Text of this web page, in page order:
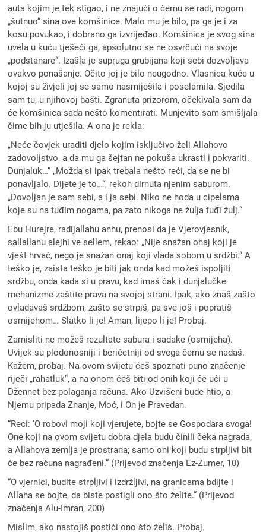
auta kojim je tek stigao, i ne znajući o čemu se radi, nogom
„šutnuo“ sina ove komšinice. Malo mu je bilo, pa ga je i za
kosu povukao, i dobrano ga izvrijeđao. Komšinica je svog sina
uvela u kuću tješeći ga, apsolutno se ne osvrčući na svoje
„podstanare“. Izašla je supruga grubijana koji sebi dozvoljava
ovakvo ponašanje. Očito joj je bilo neugodno. Vlasnica kuće u
kojoj su živjeli joj se samo nasmiješila i poselamila. Sjedila
sam tu, u njihovoj bašti. Zgranuta prizorom, očekivala sam da
će komšinica sada nešto komentirati. Munjevito sam smišljala
čime bih ju utješila. A ona je rekla:
„Neće čovjek uraditi djelo kojim isključivo želi Allahovo
zadovoljstvo, a da mu ga šejtan ne pokuša ukrasti i pokvariti.
Dunjaluk…“ „Možda si ipak trebala nešto reći, da se ne bi
ponavljalo. Dijete je to…“, rekoh dirnuta njenim saburom.
„Dovoljan je sam sebi, a i ja sebi. Niko ne hoda u cipelama
koje su na tuđim nogama, pa zato nikoga ne žulja tuđi žulj.“
Ebu Hurejre, radijallahu anhu, prenosi da je Vjerovjesnik,
sallallahu alejhi ve sellem, rekao: „Nije snažan onaj koji je
vješt hrvač, nego je snažan onaj koji vlada sobom u srdžbi.“ A
teško je, zaista teško je biti jak onda kad možeš ispoljiti
srdžbu, onda kada si u pravu, kad imaš čak i dunjalučke
mehanizme zaštite prava na svojoj strani. Ipak, ako znaš zašto
ovladavaš srdžbom, zašto se strpiš, pa sve još i popratiš
osmijehom… Slatko li je! Aman, lijepo li je! Probaj.
Zamisliti ne možeš rezultate sabura i sadake (osmijeha).
Uvijek su plodonosniji i berićetniji od svega čemu se nadaš.
Kažem, probaj. Na ovom svijetu ćeš spoznati puno značenje
riječi „rahatluk“, a na onom ćeš biti od onih koji će ući u
Džennet bez polaganja računa. Ako Uzvišeni bude htio, a
Njemu pripada Znanje, Moć, i On je Pravedan.
“Reci: ‘O robovi moji koji vjerujete, bojte se Gospodara svoga!
One koji na ovom svijetu dobra djela budu činili čeka nagrada,
a Allahova zemlja je prostrana; samo oni koji budu strpljivi bit
će bez računa nagrađeni.” (Prijevod značenja Ez-Zumer, 10)
“O vjernici, budite strpljivi i izdržljivi, na granicama bdijte i
Allaha se bojte, da biste postigli ono što želite.” (Prijevod
značenja Alu-Imran, 200)
Mislim, ako nastojiš postići ono što želiš. Probaj.